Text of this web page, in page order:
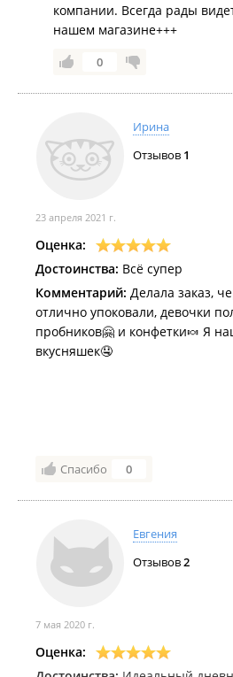
компании. Всегда рады
нашем магазине+++
0
Ирина
Отзывов 1
23 апреля 2021 г.
Оценка:
Достоинства: Всё супер
Комментарий: Делала заказ,
отлично упоковали, девочки
пробников🤗 и конфетки🍬 Я
вкусняшек🤤
Спасибо 0
Евгения
Отзывов2
7 мая 2020 г.
Оценка: